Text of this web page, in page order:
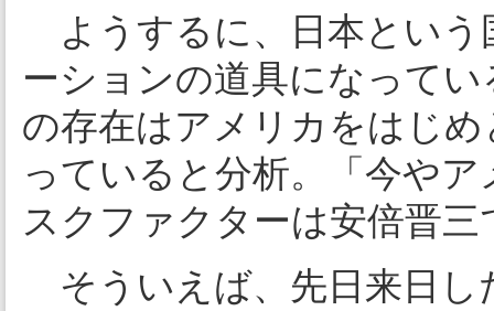
ようするに、日本という
ーションの道具になって
の存在はアメリカをはじ
っていると分析。「今や
スクファクターは安倍晋
そういえば、先日来日し